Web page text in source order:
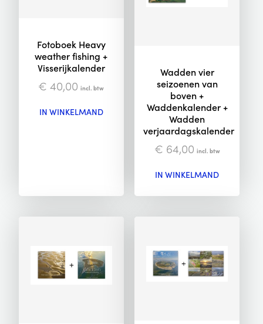
Fotoboek Heavy
weather fishing +
Visserijkalender
€ 40,00 incl. btw
IN WINKELMAND
Wadden vier
seizoenen van
boven +
Waddenkalender +
Wadden
verjaardagskalender
€ 64,00 incl. btw
IN WINKELMAND